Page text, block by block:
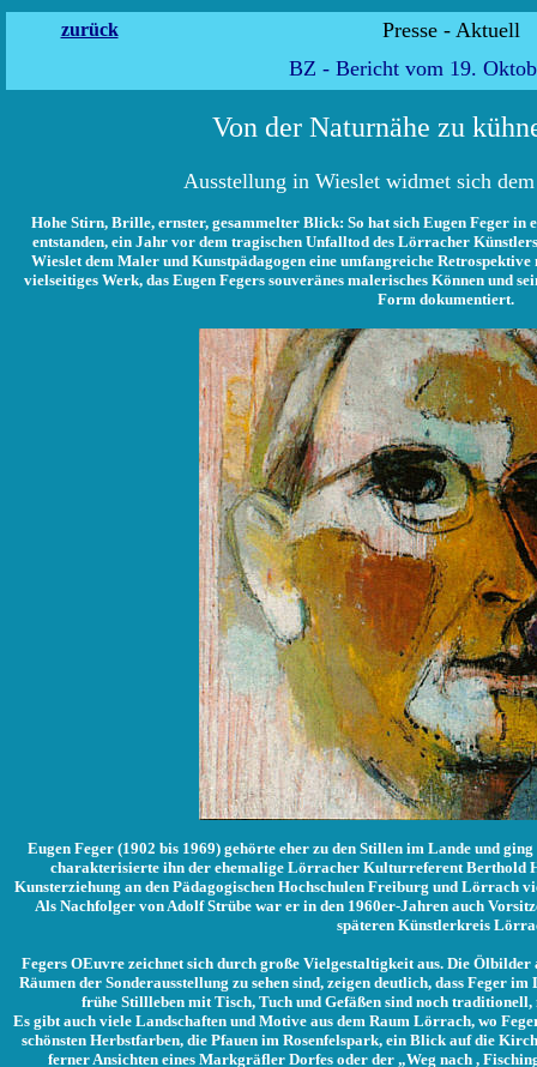
zurück
Presse
BZ - Bericht vom 19.
Von der Naturnähe zu
Ausstellung in Wieslet widmet sich
Hohe Stirn, Brille, ernster, gesammelter Blick: So hat sich Eugen Feger in
entstanden, ein Jahr vor dem tragischen Unfalltod des Lörracher
Wieslet dem Maler und Kunstpädagogen eine umfangreiche
vielseitiges Werk, das Eugen Fegers souveränes malerisches Können und
Form dokumentiert.
Eugen Feger (1902 bis 1969) gehörte eher zu den Stillen im Lande und
charakterisierte ihn der ehemalige Lörracher Kulturreferent Berthold
Kunsterziehung an den Pädagogischen Hochschulen Freiburg und Lörrach
Als Nachfolger von Adolf Strübe war er in den 1960er-Jahren auch
späteren Künstlerkreis
Fegers OEuvre zeichnet sich durch große Vielgestaltigkeit aus. Die
Räumen der Sonderausstellung zu sehen sind, zeigen deutlich, dass Feger
frühe Stillleben mit Tisch, Tuch und Gefäßen sind noch
Es gibt auch viele Landschaften und Motive aus dem Raum Lörrach, wo
schönsten Herbstfarben, die Pfauen im Rosenfelspark, ein Blick auf die
ferner Ansichten eines Markgräfler Dorfes oder der „Weg nach ,